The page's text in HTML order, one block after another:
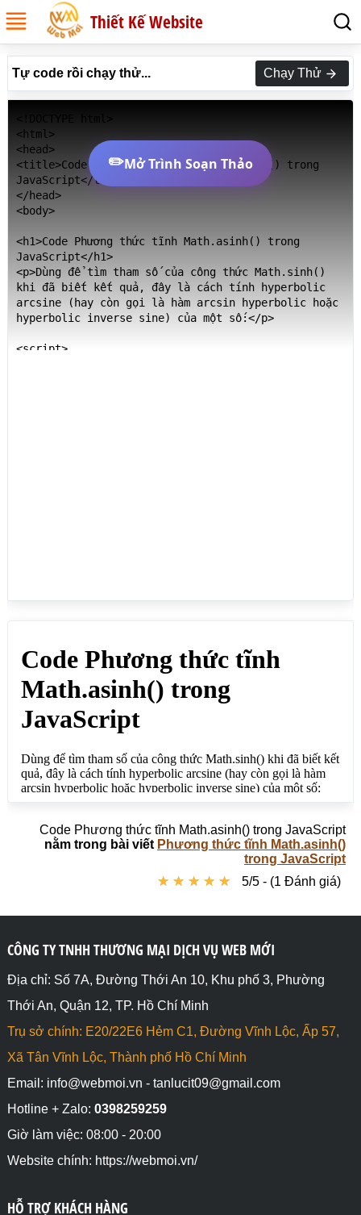
Thiết Kế Website
Tự code rồi chạy thử... Chạy Thử
<html>
<head>
<title>Code Phương thức tĩnh Math.asinh() trong
JavaScript</title>
</head>
<body>
<h1>Code Phương thức tĩnh Math.asinh() trong
JavaScript</h1>
<p>Dùng để tìm tham số của công thức Math.sinh()
khi đã biết kết quả, đây là cách tính hyperbolic
arcsine (hay còn gọi là hàm arcsin hyperbolic hoặc
hyperbolic inverse sine) của một số:</p>
<script>
✏️Mở Trình Soạn Thảo
Code Phương thức tĩnh Math.asinh() trong JavaScript
nằm trong bài viết Phương thức tĩnh Math.asinh()
trong JavaScript
★ ★ ★ ★ ★
★ ★ ★ ★ ★ 5/5 - (1 Đánh giá)
CÔNG TY TNHH THƯƠNG MẠI DỊCH VỤ WEB MỚI
Địa chỉ: Số 7A, Đường Thới An 10, Khu phố 3, Phường
Thới An, Quận 12, TP. Hồ Chí Minh
Trụ sở chính: E20/22E6 Hẻm C1, Đường Vĩnh Lộc, Ấp 57,
Xã Tân Vĩnh Lộc, Thành phố Hồ Chí Minh
Email: info@webmoi.vn - tanlucit09@gmail.com
Hotline + Zalo: 0398259259
Giờ làm việc: 08:00 - 20:00
Website chính: https://webmoi.vn/
HỖ TRỢ KHÁCH HÀNG